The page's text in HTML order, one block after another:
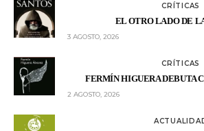
CRÍTICAS
EL OTRO LADO DE
3 AGOSTO, 2026
CRÍTICAS
FERMÍN HIGUERA DEBUTA
2 AGOSTO, 2026